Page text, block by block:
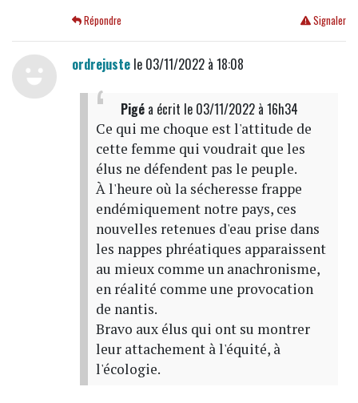
Signaler
Répondre
ordrejustele 03/11/2022 à 18:08
Pigéa écrit le 03/11/2022 à 16h34
Ce qui me choque est l'attitude de
cette femme qui voudrait que les
élus ne défendent pas le peuple.
À l'heure où la sécheresse frappe
endémiquement notre pays, ces
nouvelles retenues d'eau prise dans
les nappes phréatiques apparaissent
au mieux comme un anachronisme,
en réalité comme une provocation
de nantis.
Bravo aux élus qui ont su montrer
leur attachement à l'équité, à
l'écologie.